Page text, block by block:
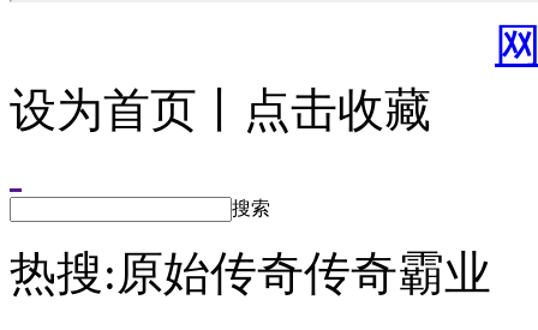
设为首页丨点击收藏
搜索
热搜:原始传奇传奇霸业